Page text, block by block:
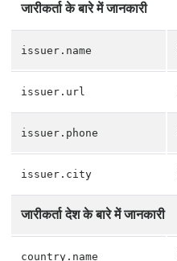
जारीकर्ता के बारे में जानकारी
issuer.name
issuer.url
issuer.phone
issuer.city
जारीकर्ता देश के बारे में जानकारी
country.name